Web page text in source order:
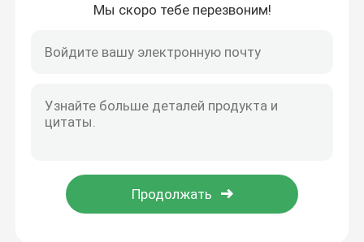
Экскурсия по заводу
Контроль качества
Новости
Мы скоро тебе перезвоним!